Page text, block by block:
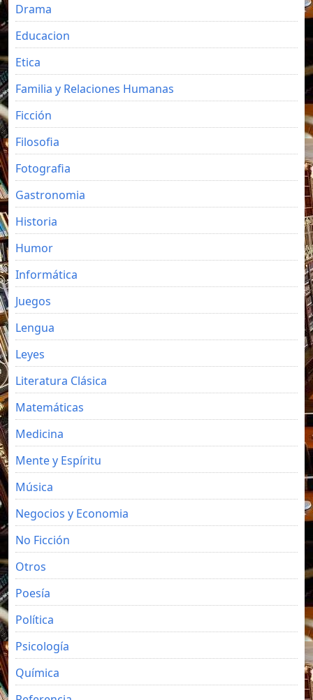
Drama
Educacion
Etica
Familia y Relaciones Humanas
Ficción
Filosofia
Fotografia
Gastronomia
Historia
Humor
Informática
Juegos
Lengua
Leyes
Literatura Clásica
Matemáticas
Medicina
Mente y Espíritu
Música
Negocios y Economia
No Ficción
Otros
Poesía
Política
Psicología
Química